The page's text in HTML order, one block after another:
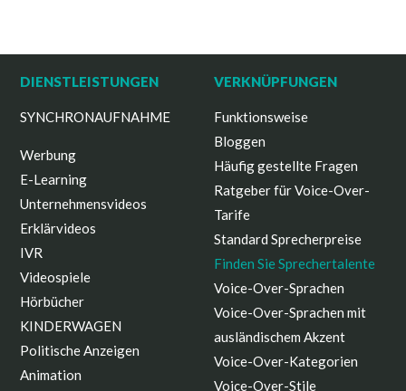
DIENSTLEISTUNGEN
SYNCHRONAUFNAHME
Werbung
E-Learning
Unternehmensvideos
Erklärvideos
IVR
Videospiele
Hörbücher
KINDERWAGEN
Politische Anzeigen
Animation
VERKNÜPFUNGEN
Funktionsweise
Bloggen
Häufig gestellte Fragen
Ratgeber für Voice-Over-
Tarife
Standard Sprecherpreise
Finden Sie Sprechertalente
Voice-Over-Sprachen
Voice-Over-Sprachen mit
ausländischem Akzent
Voice-Over-Kategorien
Voice-Over-Stile